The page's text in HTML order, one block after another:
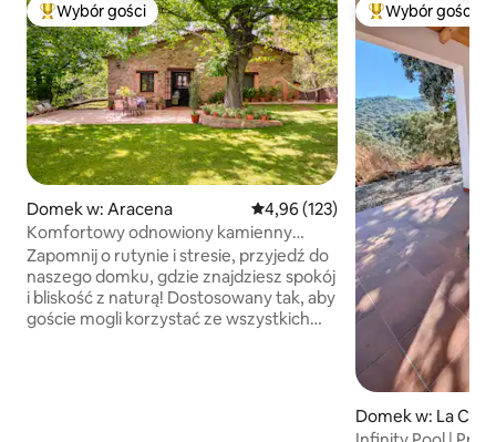
Najpopularniejsze z kategorii Wybór gości
Wybór gości
Domek w: Aracena Średnia ocena: 4,96 na 5, liczba
4,96 (123)
Komfortowy odnowiony kamienny
domek
Zapomnij o rutynie i stresie, przyjedź do
naszego domku, gdzie znajdziesz spokój
i bliskość z naturą! Dostosowany tak, aby
goście mogli korzystać ze wszystkich
Wybór gości
Domek w: La